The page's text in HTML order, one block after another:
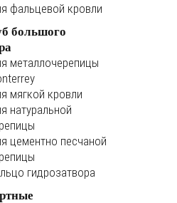
фальцевой кровли
большого
металлочерепицы
мягкой кровли
натуральной
цементно песчаной
гидрозатвора